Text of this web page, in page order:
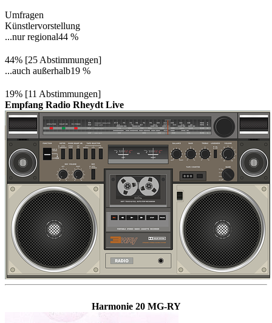
Umfragen
Künstlervorstellung
...nur regional44 %
44% [25 Abstimmungen]
...auch außerhalb19 %
19% [11 Abstimmungen]
Empfang Radio Rheydt Live
Harmonie 20 MG-RY